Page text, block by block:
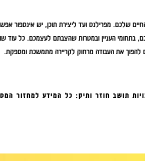
שלכם. מפרילנס ועד ליצירת תוכן, יש אינספור
בתחומי העניין ובמטרות שהצבתם לעצמכם. כל עוד
להפוך את העבודה מרחוק לקריירה מתמשכת ומספקת.